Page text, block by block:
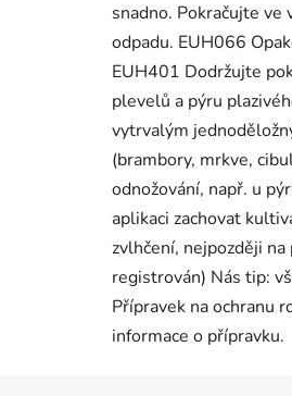
snadno. Pokračujte ve
odpadu. EUH066
EUH401 Dodržujte
plevelů a pýru
vytrvalým
(brambory, mrkve,
odnožování, např. u
aplikaci zachovat
zvlhčení, nejpozději
registrován) Nás tip:
Přípravek na ochranu
informace o přípravku.